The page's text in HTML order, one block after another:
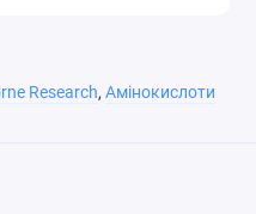
Research, Амінокислоти